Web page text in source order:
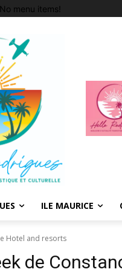
No menu items!
ILE MAURICE
Hotel and resorts
de